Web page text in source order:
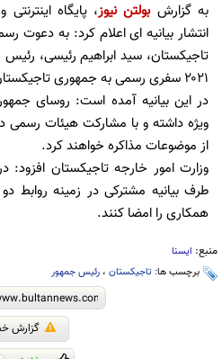
به گزارشبولتن نیوز، پایگاه
انتشار بیانیه ای اعلام کرد: به دعوت
۲۰۲۱ سفری رسمی به جمهوری تاجیکستان خواهد داشت.
در این بیانیه آمده است: روسای
ویژه داشته و با مشارکت هیئات رسمی
از موضوعات مذاکره خواهند کرد.
وزارت امور خارجه تاجیکستان افزود:
طرف بیانیه مشترکی در زمینه روابط
همکاری را امضا کنند.
منبع: ایسنا
برچسب ها: تاجیکستان ، رئیس جمهور
گزارش